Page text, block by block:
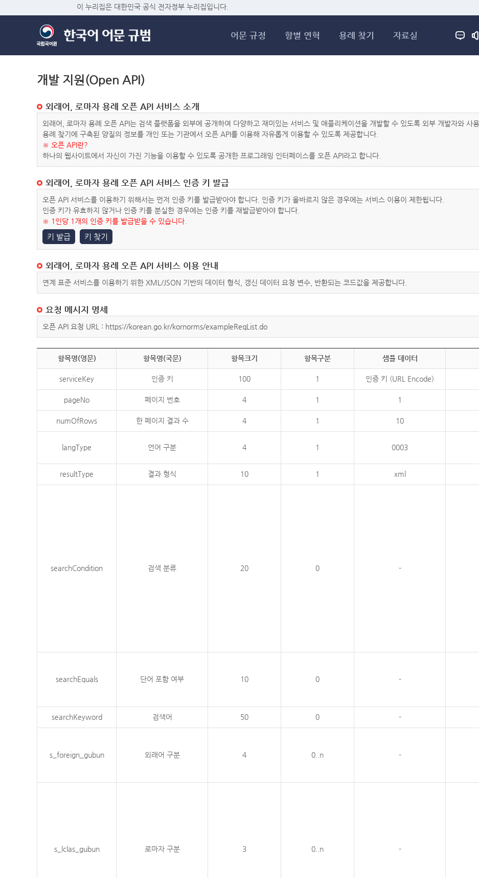
이 누리집은 대한민국 공식 전자정부 누리집입니다.
어문 규정 항별 연혁 용례 찾기 자료실
개발 지원(Open API)
외래어, 로마자 용례 오픈 API 서비스 소개
외래어, 로마자 용례 오픈 API는 검색 플랫폼을 외부에 공개하여 다양하고 재미있는 서비스 및 애플리케이션을 개발할 수 있도록 외부 개발자와 사
용례 찾기에 구축된 양질의 정보를 개인 또는 기관에서 오픈 API를 이용해 자유롭게 이용할 수 있도록 제공합니다.
※ 오픈 API란?
하나의 웹사이트에서 자신이 가진 기능을 이용할 수 있도록 공개한 프로그래밍 인터페이스를 오픈 API라고 합니다.
외래어, 로마자 용례 오픈 API 서비스 인증 키 발급
오픈 API 서비스를 이용하기 위해서는 먼저 인증 키를 발급받아야 합니다. 인증 키가 올바르지 않은 경우에는 서비스 이용이 제한됩니다.
인증 키가 유효하지 않거나 인증 키를 분실한 경우에는 인증 키를 재발급받아야 합니다.
※ 1인당 1개의 인증 키를 발급받을 수 있습니다.
키 발급 키 찾기
외래어, 로마자 용례 오픈 API 서비스 이용 안내
연계 표준 서비스를 이용하기 위한 XML/JSON 기반의 데이터 형식, 갱신 데이터 요청 변수, 반환되는 코드값을 제공합니다.
요청 메시지 명세
오픈 API 요청 URL : https://korean.go.kr/kornorms/exampleReqList.do
항목명(영문) 항목명(국문) 항목크기 항목구분 샘플 데이터
serviceKey 인증 키 100 1 인증 키 (URL Encode)
pageNo 페이지 번호 4 1 1
numOfRows 한 페이지 결과 수 4 1 10
langType 언어 구분 4 1 0003
resultType 결과 형식 10 1 xml
searchCondition 검색 분류 20 0 -
searchEquals 단어 포함 여부 10 0 -
searchKeyword 검색어 50 0 -
s_foreign_gubun 외래어 구분 4 0..n -
s_lclas_gubun 로마자 구분 3 0..n -